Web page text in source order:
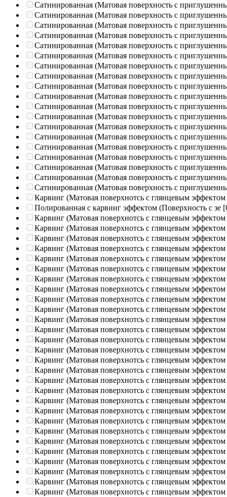
Сатинированная (Матовая поверхность с
Сатинированная (Матовая поверхность с
Сатинированная (Матовая поверхность с
Сатинированная (Матовая поверхность с
Сатинированная (Матовая поверхность с
Сатинированная (Матовая поверхность с
Сатинированная (Матовая поверхность с
Сатинированная (Матовая поверхность с
Сатинированная (Матовая поверхность с
Сатинированная (Матовая поверхность с
Сатинированная (Матовая поверхность с
Сатинированная (Матовая поверхность с
Сатинированная (Матовая поверхность с
Сатинированная (Матовая поверхность с
Сатинированная (Матовая поверхность с
Сатинированная (Матовая поверхность с
Сатинированная (Матовая поверхность с
Сатинированная (Матовая поверхность с
Сатинированная (Матовая поверхность с
Карвинг (Матовая поверхнотсь с глянцевым эффектом
Полированная c карвинг эффектом (Поверхность с зе
Карвинг (Матовая поверхнотсь с глянцевым эффектом
Карвинг (Матовая поверхнотсь с глянцевым эффектом
Карвинг (Матовая поверхнотсь с глянцевым эффектом
Карвинг (Матовая поверхнотсь с глянцевым эффектом
Карвинг (Матовая поверхнотсь с глянцевым эффектом
Карвинг (Матовая поверхнотсь с глянцевым эффектом
Карвинг (Матовая поверхнотсь с глянцевым эффектом
Карвинг (Матовая поверхнотсь с глянцевым эффектом
Карвинг (Матовая поверхнотсь с глянцевым эффектом
Карвинг (Матовая поверхнотсь с глянцевым эффектом
Карвинг (Матовая поверхнотсь с глянцевым эффектом
Карвинг (Матовая поверхнотсь с глянцевым эффектом
Карвинг (Матовая поверхнотсь с глянцевым эффектом
Карвинг (Матовая поверхнотсь с глянцевым эффектом
Карвинг (Матовая поверхнотсь с глянцевым эффектом
Карвинг (Матовая поверхнотсь с глянцевым эффектом
Карвинг (Матовая поверхнотсь с глянцевым эффектом
Карвинг (Матовая поверхнотсь с глянцевым эффектом
Карвинг (Матовая поверхнотсь с глянцевым эффектом
Карвинг (Матовая поверхнотсь с глянцевым эффектом
Карвинг (Матовая поверхнотсь с глянцевым эффектом
Карвинг (Матовая поверхнотсь с глянцевым эффектом
Карвинг (Матовая поверхнотсь с глянцевым эффектом
Карвинг (Матовая поверхнотсь с глянцевым эффектом
Карвинг (Матовая поверхнотсь с глянцевым эффектом
Карвинг (Матовая поверхнотсь с глянцевым эффектом
Карвинг (Матовая поверхнотсь с глянцевым эффектом
Карвинг (Матовая поверхнотсь с глянцевым эффектом